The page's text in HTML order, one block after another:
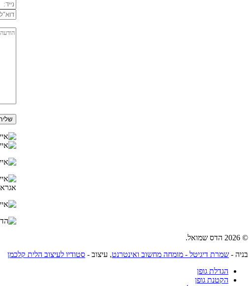
אגרא 3 יקנעם המושבה
© 2026 הדס שמואל.
בניה - שמרת דיגיטל - מומחה מחשוב ואינטרנט, עיצוב - סטודיו לעיצוב הלית קלכמן
הגדלת גופן
הקטנת גופן